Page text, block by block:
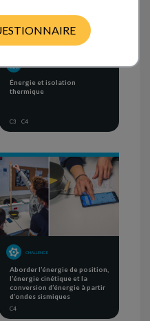
Énergie et isolation
thermique
C3 C4
CHALLENGE
Aborder l’énergie de position,
l’énergie cinétique et la
conversion d’énergie à partir
d’ondes sismiques
C4